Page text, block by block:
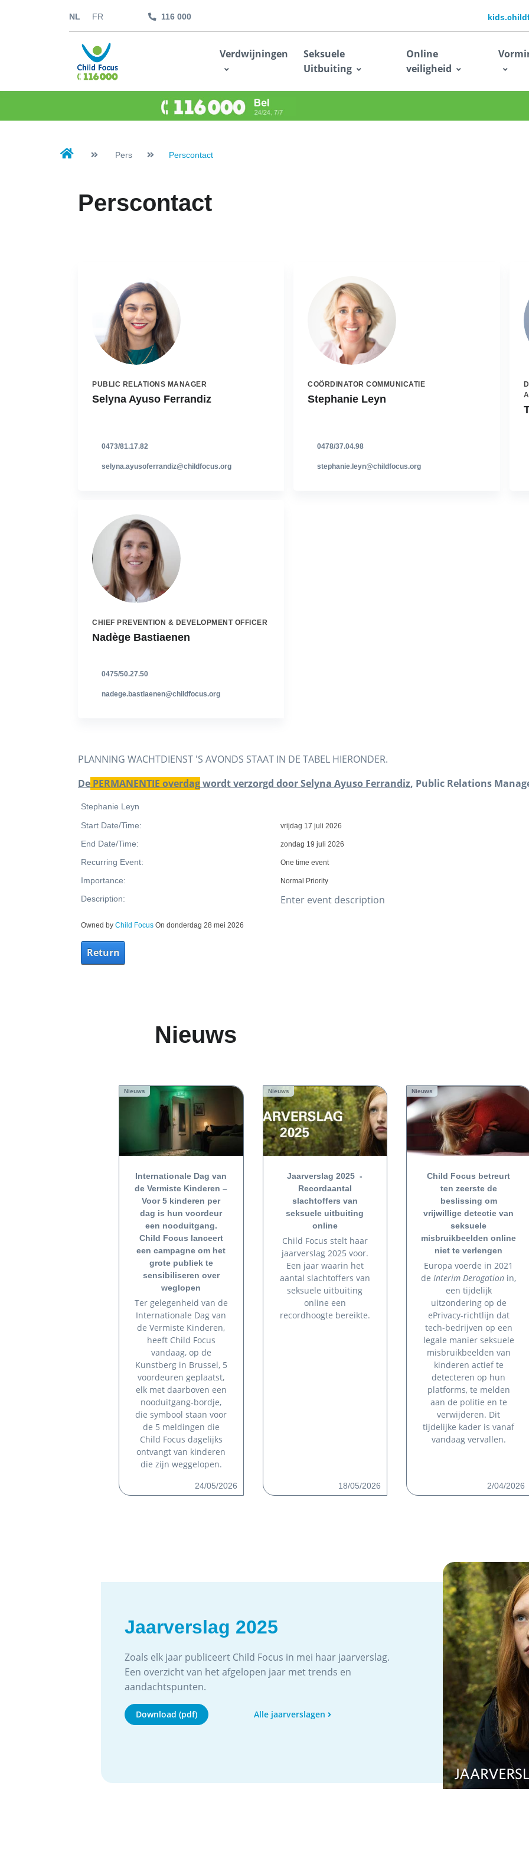
NL FR 116 000
Verdwijningen
Seksuele
Uitbuiting
Online
veiligheid
Pers Perscontact
Perscontact
PUBLIC RELATIONS MANAGER
Selyna Ayuso Ferrandiz
0473/81.17.82
selyna.ayusoferrandiz@childfocus.org
COÖRDINATOR COMMUNICATIE
Stephanie Leyn
0478/37.04.98
stephanie.leyn@childfocus.org
CHIEF PREVENTION & DEVELOPMENT OFFICER
Nadège Bastiaenen
0475/50.27.50
nadege.bastiaenen@childfocus.org
PLANNING WACHTDIENST 'S AVONDS STAAT IN DE TABEL HIERONDER.
De PERMANENTIE overdagwordt verzorgd door Selyna Ayuso Ferrandiz, Public Relations
Stephanie Leyn
Start Date/Time: vrijdag 17 juli 2026
End Date/Time: zondag 19 juli 2026
Recurring Event: One time event
Importance: Normal Priority
Description: Enter event description
Owned by Child Focus On donderdag 28 mei 2026
Return
Nieuws
Nieuws
Internationale Dag van
de Vermiste Kinderen –
Voor 5 kinderen per
dag is hun voordeur
een nooduitgang.
Child Focus lanceert
een campagne om het
grote publiek te
sensibiliseren over
weglopen
Ter gelegenheid van de
Internationale Dag van
de Vermiste Kinderen,
heeft Child Focus
vandaag, op de
Kunstberg in Brussel, 5
voordeuren geplaatst,
elk met daarboven een
nooduitgang-bordje,
die symbool staan voor
de 5 meldingen die
Child Focus dagelijks
ontvangt van kinderen
die zijn weggelopen.
24/05/2026
Nieuws
Jaarverslag 2025 -
Recordaantal
slachtoffers van
seksuele uitbuiting
online
Child Focus stelt haar
jaarverslag 2025 voor.
Een jaar waarin het
aantal slachtoffers van
seksuele uitbuiting
online een
recordhoogte bereikte.
18/05/2026
Nieuws
Child Focus betreurt
ten zeerste de
beslissing om
vrijwillige detectie van
seksuele
misbruikbeelden online
niet te verlengen
Europa voerde in 2021
deInterim Derogation in,
een tijdelijk
uitzondering op de
ePrivacy-richtlijn dat
tech-bedrijven op een
legale manier seksuele
misbruikbeelden van
kinderen actief te
detecteren op hun
platforms, te melden
aan de politie en te
verwijderen. Dit
tijdelijke kader is vanaf
vandaag vervallen.
2/04/2026
Jaarverslag 2025
Zoals elk jaar publiceert Child Focus in mei haar jaarverslag.
Een overzicht van het afgelopen jaar met trends en
aandachtspunten.
Download (pdf) Alle jaarverslagen